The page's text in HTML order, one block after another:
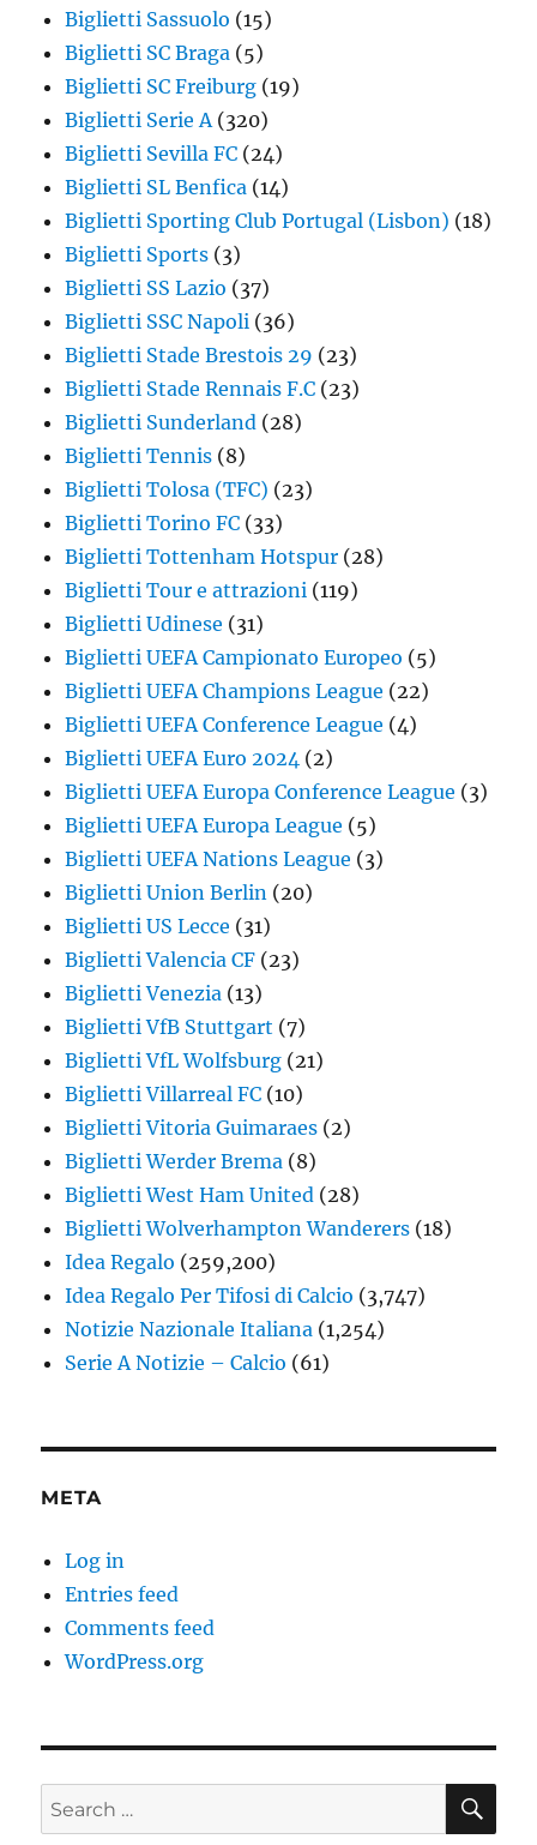
Biglietti Sassuolo (15)
Biglietti SC Braga (5)
Biglietti SC Freiburg (19)
Biglietti Serie A(320)
Biglietti Sevilla FC (24)
Biglietti SL Benfica (14)
Biglietti Sporting Club Portugal (Lisbon) (18)
Biglietti Sports (3)
Biglietti SS Lazio (37)
Biglietti SSC Napoli (36)
Biglietti Stade Brestois 29 (23)
Biglietti Stade Rennais F.C (23)
Biglietti Sunderland (28)
Biglietti Tennis (8)
Biglietti Tolosa (TFC) (23)
Biglietti Torino FC (33)
Biglietti Tottenham Hotspur (28)
Biglietti Tour e attrazioni (119)
Biglietti Udinese (31)
Biglietti UEFA Campionato Europeo (5)
Biglietti UEFA Champions League (22)
Biglietti UEFA Conference League (4)
Biglietti UEFA Euro 2024 (2)
Biglietti UEFA Europa Conference League (3)
Biglietti UEFA Europa League (5)
Biglietti UEFA Nations League (3)
Biglietti Union Berlin (20)
Biglietti US Lecce (31)
Biglietti Valencia CF (23)
Biglietti Venezia (13)
Biglietti VfB Stuttgart (7)
Biglietti VfL Wolfsburg (21)
Biglietti Villarreal FC (10)
Biglietti Vitoria Guimaraes (2)
Biglietti Werder Brema (8)
Biglietti West Ham United (28)
Biglietti Wolverhampton Wanderers (18)
Idea Regalo (259,200)
Idea Regalo Per Tifosi di Calcio (3,747)
Notizie Nazionale Italiana (1,254)
Serie A Notizie – Calcio (61)
META
Log in
Entries feed
Comments feed
WordPress.org
Search
for: